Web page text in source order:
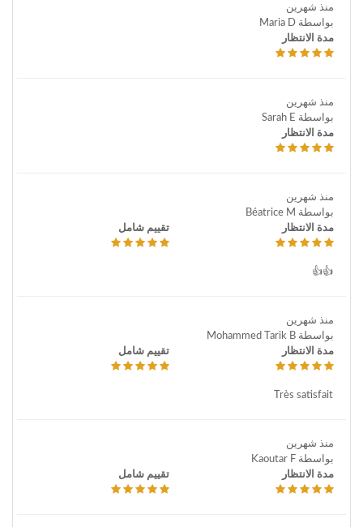
منذ شهرين
بواسطة Maria D
مدة الانتظار
منذ شهرين
بواسطة Sarah E
مدة الانتظار
منذ شهرين
بواسطة Béatrice M
مدة الانتظار
تقييم شامل
👍👍
منذ شهرين
بواسطة Mohammed Tarik B
مدة الانتظار
تقييم شامل
Très satisfait
منذ شهرين
بواسطة Kaoutar F
مدة الانتظار
تقييم شامل